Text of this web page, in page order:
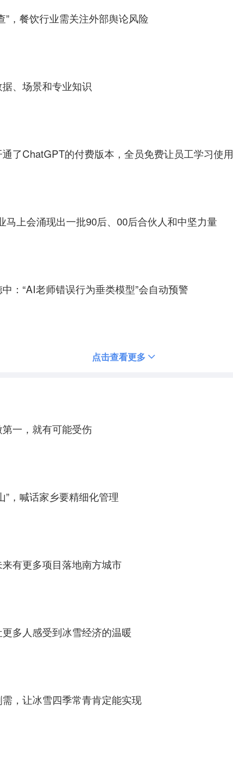
，餐饮行业需关注外部舆论风险
、场景和专业知识
了ChatGPT的付费版本，全员免费让员工学习使用
上会涌现出一批90后、00后合伙人和中坚力量
：“AI老师错误行为垂类模型”会自动预警
点击查看更多
一，就有可能受伤
，喊话家乡要精细化管理
有更多项目落地南方城市
多人感受到冰雪经济的温暖
，让冰雪四季常青肯定能实现